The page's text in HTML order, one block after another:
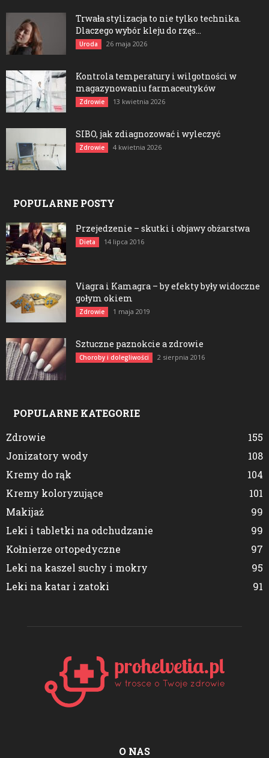
Trwała stylizacja to nie tylko technika.
Dlaczego wybór kleju do rzęs...
Uroda 26 maja 2026
Kontrola temperatury i wilgotności w
magazynowaniu farmaceutyków
Zdrowie 13 kwietnia 2026
SIBO, jak zdiagnozować i wyleczyć
Zdrowie 4 kwietnia 2026
POPULARNE POSTY
Przejedzenie – skutki i objawy obżarstwa
Dieta 14 lipca 2016
Viagra i Kamagra – by efekty były widoczne
gołym okiem
Zdrowie 1 maja 2019
Sztuczne paznokcie a zdrowie
Choroby i dolegliwości 2 sierpnia 2016
POPULARNE KATEGORIE
Zdrowie
155
Jonizatory wody
108
Kremy do rąk
104
Kremy koloryzujące
101
Makijaż
99
Leki i tabletki na odchudzanie
99
Kołnierze ortopedyczne
97
Leki na kaszel suchy i mokry
95
Leki na katar i zatoki
91
O NAS